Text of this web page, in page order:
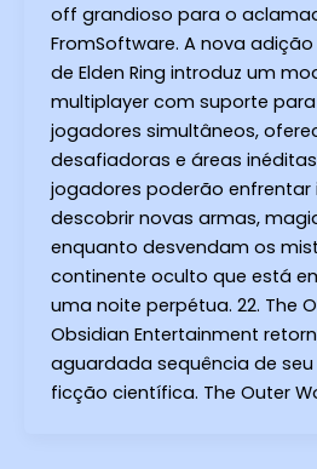
off grandioso para o
FromSoftware. A nova
de Elden Ring introduz um
multiplayer com suporte
jogadores simultâneos,
desafiadoras e áreas
jogadores poderão enfrentar
descobrir novas armas,
enquanto desvendam os
continente oculto que está
uma noite perpétua. 22. The
Obsidian Entertainment
aguardada sequência de seu
ficção científica. The Outer